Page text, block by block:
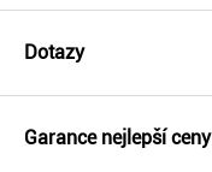
Dotazy
Garance nejlepší ceny